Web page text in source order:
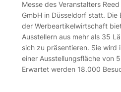
Messe des Veranstalters
GmbH in Düsseldorf statt. Die
der Werbeartikelwirtschaft
Ausstellern aus mehr als 35
sich zu präsentieren. Sie wird
einer Ausstellungsfläche von
Erwartet werden 18.000